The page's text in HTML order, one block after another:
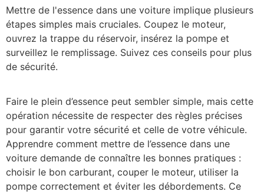
Mettre de l'essence dans une voiture implique plusieurs
étapes simples mais cruciales. Coupez le moteur,
ouvrez la trappe du réservoir, insérez la pompe et
surveillez le remplissage. Suivez ces conseils pour plus
de sécurité.
Faire le plein d’essence peut sembler simple, mais cette
opération nécessite de respecter des règles précises
pour garantir votre sécurité et celle de votre véhicule.
Apprendre comment mettre de l’essence dans une
voiture demande de connaître les bonnes pratiques :
choisir le bon carburant, couper le moteur, utiliser la
pompe correctement et éviter les débordements. Ce